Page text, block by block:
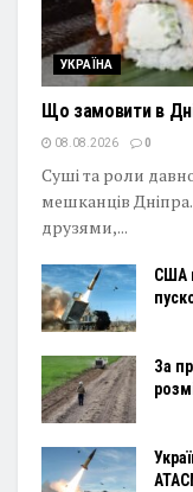
УКРАЇНА
Що замовити в
08.08.2026 0
Суші та роли
мешканців
друзями,...
США
За